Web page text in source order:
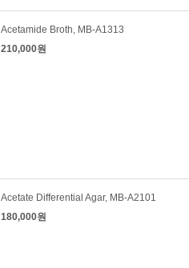
Acetamide Broth, MB-A1313
210,000원
Acetate Differential Agar, MB-A2101
180,000원